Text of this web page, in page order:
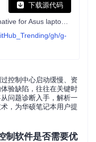
下载源代码
gh/g-
控制中心启动缓慢、资
验缺陷，往往在关键时
问题诊断入手，解析一
，为华硕笔记本用户提
制软件是否需要优